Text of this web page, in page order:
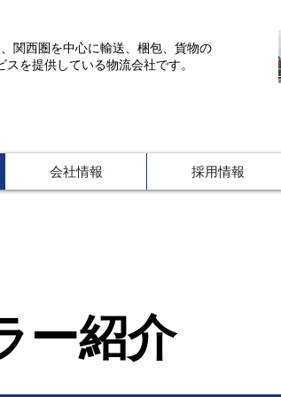
関西圏を中心に輸送、梱包、貨物の
スを提供している物流会社です。
会社情報 採用情報
ー紹介